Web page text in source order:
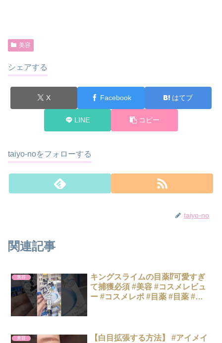
美容
シェアする
X Facebook はてブ
LINE コピー
taiyo-noをフォローする
taiyo-no
関連記事
美容
キングスライムの目薬⁉️可愛すぎ
て捕獲必須 #美容 #コスメレビュ
ー #コスメレポ #目薬 #目薬 #ド
美容
【白目拡張する方法】 #アイメイ